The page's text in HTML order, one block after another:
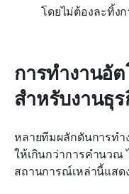
โดยไม่ต้องละทิ้ง
การทำงานอั
สำหรับงานธุ
หลายทีมผลักดันการทำ
ให้เกินกว่าการคำนวณ
สถานการณ์เหล่านี้แสด